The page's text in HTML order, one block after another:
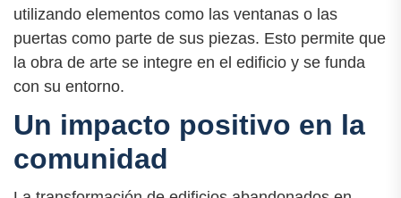
utilizando elementos como las ventanas o las
puertas como parte de sus piezas. Esto permite que
la obra de arte se integre en el edificio y se funda
con su entorno.
Un impacto positivo en la
comunidad